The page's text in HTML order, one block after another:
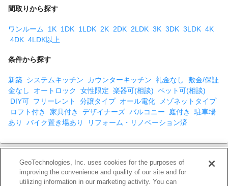
間取りから探す
ワンルーム 1K 1DK 1LDK 2K 2DK 2LDK 3K 3DK 3LDK 4K
4DK 4LDK以上
条件から探す
新築 システムキッチン カウンターキッチン 礼金なし
敷金/保証
金なし
オートロック 女性限定 楽器可(相談) ペット可(相談)
DIY可 フリーレント 分譲タイプ オール電化
メゾネットタイプ
ロフト付き
家具付き デザイナーズ バルコニー 庭付き
駐車場
あり
バイク置き場あり リフォーム・リノベーション済
【免責事項】
このコーナーに掲載している物件情報は、「アットホーム不動産情
GeoTechnologies, Inc. uses cookies for the purposes of
improving the convenience and quality of our site and for
utilizing information in our marketing activity. You can